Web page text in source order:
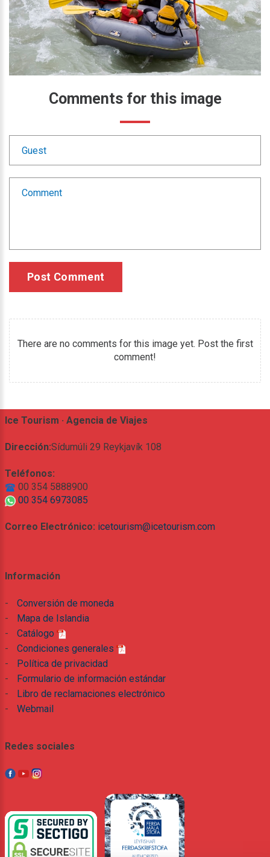
Comments for this image
Post Comment
There are no comments for this image yet. Post the first
comment!
Ice Tourism · Agencia de Viajes
Dirección:Sídumúli 29 Reykjavík 108
Teléfonos:
00 354 5888900
00 354 6973085
Correo Electrónico: icetourism@icetourism.com
Información
-
Conversión de moneda
-
Mapa de Islandia
-
Catálogo
-
Condiciones generales
-
Política de privacidad
-
Formulario de información estándar
-
Libro de reclamaciones electrónico
-
Webmail
Redes sociales